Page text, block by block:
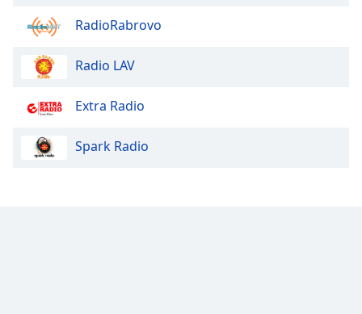
RadioRabrovo
Radio LAV
Extra Radio
Spark Radio